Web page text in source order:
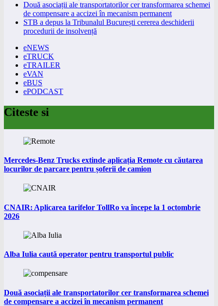
Două asociații ale transportatorilor cer transformarea schemei
de compensare a accizei în mecanism permanent
STB a depus la Tribunalul București cererea deschiderii
procedurii de insolvență
eNEWS
eTRUCK
eTRAILER
eVAN
eBUS
ePODCAST
Citeste si
Mercedes-Benz Trucks extinde aplicația Remote cu căutarea
locurilor de parcare pentru șoferii de camion
CNAIR: Aplicarea tarifelor TollRo va începe la 1 octombrie
2026
Alba Iulia caută operator pentru transportul public
Două asociații ale transportatorilor cer transformarea schemei
de compensare a accizei în mecanism permanent